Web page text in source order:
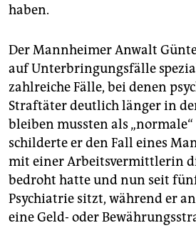
haben.
Der Mannheimer Anwalt
auf Unterbringungsfälle
zahlreiche Fälle, bei denen
Straftäter deutlich länger in
bleiben mussten als
schilderte er den Fall eines
mit einer Arbeitsvermittlerin
bedroht hatte und nun seit
Psychiatrie sitzt, während er
eine Geld- oder